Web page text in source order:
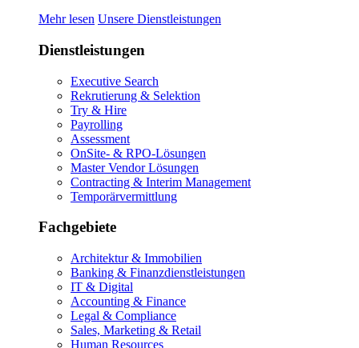
Mehr lesen Unsere Dienstleistungen
Dienstleistungen
Executive Search
Rekrutierung & Selektion
Try & Hire
Payrolling
Assessment
OnSite- & RPO-Lösungen
Master Vendor Lösungen
Contracting & Interim Management
Temporärvermittlung
Fachgebiete
Architektur & Immobilien
Banking & Finanzdienstleistungen
IT & Digital
Accounting & Finance
Legal & Compliance
Sales, Marketing & Retail
Human Resources